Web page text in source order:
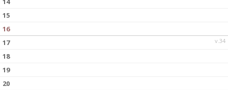
15
16
v.34
17
18
19
20